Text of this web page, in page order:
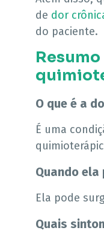
de dor
do paciente.
O que é a
É uma
Quando ela
Ela pode
Quais